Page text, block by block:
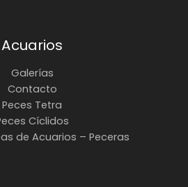
Acuarios
Galerías
Contacto
Peces Tetra
Cíclidos
de Acuarios – Peceras